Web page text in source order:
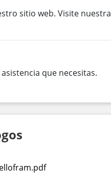
sitio web. Visite nuestra
que necesitas.